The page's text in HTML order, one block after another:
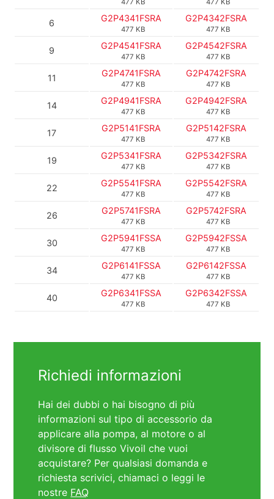
477 KB 477 KB
6 G2P4341FSRA
477 KB
G2P4342FSRA
477 KB
9 G2P4541FSRA
477 KB
G2P4542FSRA
477 KB
11 G2P4741FSRA
477 KB
G2P4742FSRA
477 KB
14 G2P4941FSRA
477 KB
G2P4942FSRA
477 KB
17 G2P5141FSRA
477 KB
G2P5142FSRA
477 KB
19 G2P5341FSRA
477 KB
G2P5342FSRA
477 KB
22 G2P5541FSRA
477 KB
G2P5542FSRA
477 KB
26 G2P5741FSRA
477 KB
G2P5742FSRA
477 KB
30 G2P5941FSSA
477 KB
G2P5942FSSA
477 KB
34 G2P6141FSSA
477 KB
G2P6142FSSA
477 KB
40 G2P6341FSSA
477 KB
G2P6342FSSA
477 KB
Richiedi informazioni
Hai dei dubbi o hai bisogno di più
informazioni sul tipo di accessorio da
applicare alla pompa, al motore o al
divisore di flusso Vivoil che vuoi
acquistare? Per qualsiasi domanda e
richiesta scrivici, chiamaci o leggi le
nostre FAQ